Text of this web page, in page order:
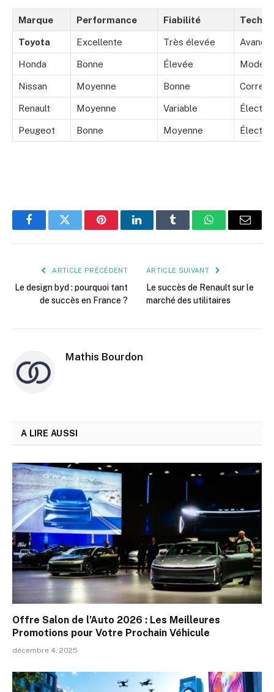
Marque Performance Fiabilité
Toyota Excellente Très élevée
Honda Bonne Élevée
Nissan Moyenne Bonne
Renault Moyenne Variable
Peugeot Bonne Moyenne
FacebookTwitter PinterestLinkedInTumblr WhatsApp
E-
ARTICLE PRÉCÉDENT
Le design byd : pourquoi tant
de succès en France ?
ARTICLE SUIVANT
Le succès de Renault sur le
marché des utilitaires
Mathis Bourdon
A LIRE AUSSI
Offre Salon de l’Auto 2026 : Les Meilleures
Promotions pour Votre Prochain Véhicule
décembre 4, 2025